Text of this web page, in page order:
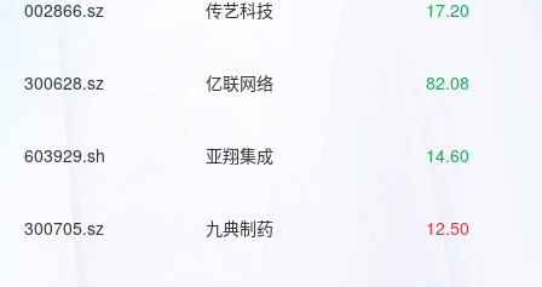
002866.sz 传艺科技 17.20
300628.sz 亿联网络 82.08
603929.sh 亚翔集成 14.60
300705.sz 九典制药 12.50